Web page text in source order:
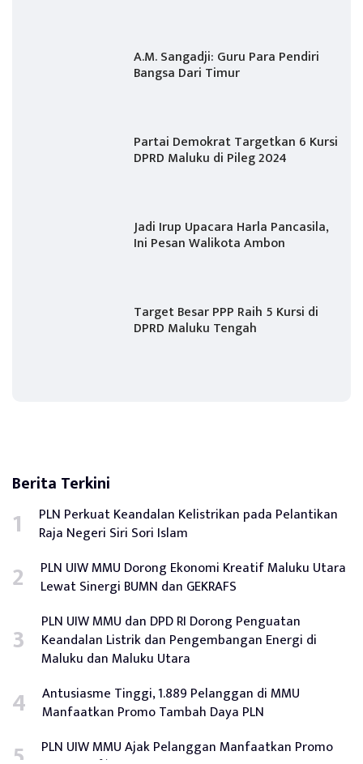
A.M. Sangadji: Guru Para Pendiri
Bangsa Dari Timur
Partai Demokrat Targetkan 6 Kursi
DPRD Maluku di Pileg 2024
Jadi Irup Upacara Harla Pancasila,
Ini Pesan Walikota Ambon
Target Besar PPP Raih 5 Kursi di
DPRD Maluku Tengah
Berita Terkini
PLN Perkuat Keandalan Kelistrikan pada Pelantikan
Raja Negeri Siri Sori Islam
PLN UIW MMU Dorong Ekonomi Kreatif Maluku Utara
Lewat Sinergi BUMN dan GEKRAFS
PLN UIW MMU dan DPD RI Dorong Penguatan
Keandalan Listrik dan Pengembangan Energi di
Maluku dan Maluku Utara
Antusiasme Tinggi, 1.889 Pelanggan di MMU
Manfaatkan Promo Tambah Daya PLN
PLN UIW MMU Ajak Pelanggan Manfaatkan Promo